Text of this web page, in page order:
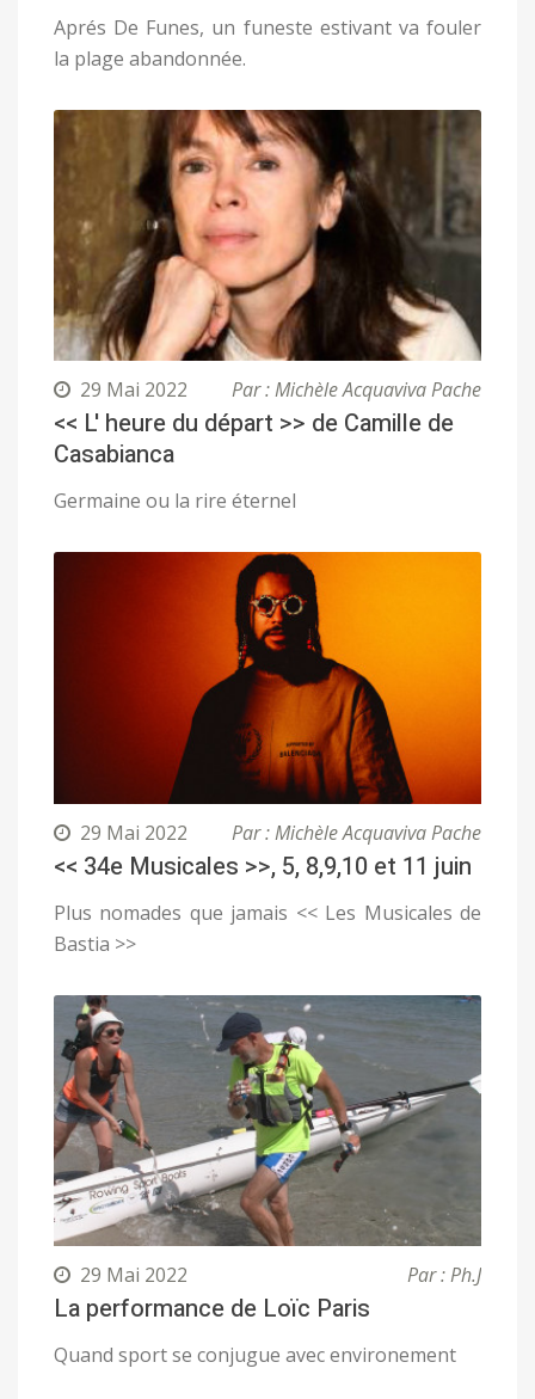
Aprés De Funes, un funeste estivant va fouler
la plage abandonnée.
29 Mai 2022 Par : Michèle Acquaviva Pache
<< L' heure du départ >> de Camille de
Casabianca
Germaine ou la rire éternel
29 Mai 2022 Par : Michèle Acquaviva Pache
<< 34e Musicales >>, 5, 8,9,10 et 11 juin
Plus nomades que jamais << Les Musicales de
Bastia >>
29 Mai 2022 Par : Ph.J
La performance de Loïc Paris
Quand sport se conjugue avec environement